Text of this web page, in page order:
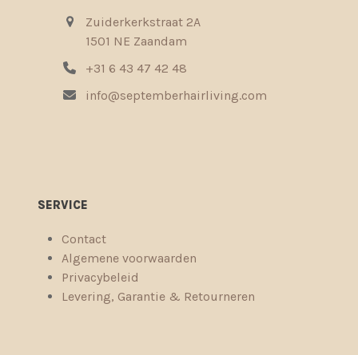
Zuiderkerkstraat 2A
1501 NE Zaandam
+31 6 43 47 42 48
info@septemberhairliving.com
SERVICE
Contact
Algemene voorwaarden
Privacybeleid
Levering, Garantie & Retourneren